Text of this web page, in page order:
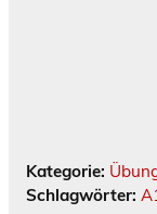
Kategorie:
Schlagwörter: